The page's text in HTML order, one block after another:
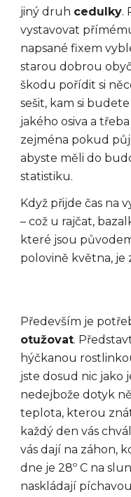
jiný druh cedulky.
vystavovat
napsané fixem
starou dobrou
škodu pořídit si
sešit, kam si
jakého osiva a
zejména pokud
abyste měli do
statistiku.
Když přijde čas na
– což u rajčat,
které jsou
polovině května, je
Především je
otužovat.
hýčkanou
jste dosud nic jako
nedejbože dotyk
teplota, kterou
každý den vás
vás dají na záhon,
dne je 28º C na
naskládají